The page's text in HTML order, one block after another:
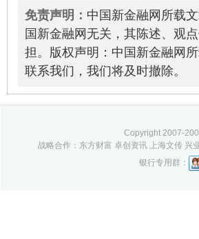
免责声明： 中国新金融网所载
国新金融网无关，其陈述、观
担。版权声明：中国新金融网
联系我们，我们将及时撤除。
Copyright 2007-
战略合作：东方财富 卓创资讯 上海文传 兴
银行专用群：